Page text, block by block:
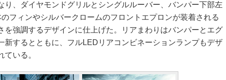
り、ダイヤモンドグリルとシングルルーバー、バンパー下部左
フィンやシルバークロームのフロントエプロンが装着される
を強調するデザインに仕上げた。リアまわりはバンパーとエグ
新するとともに、フルLEDリアコンビネーションランプもデザ
ている。